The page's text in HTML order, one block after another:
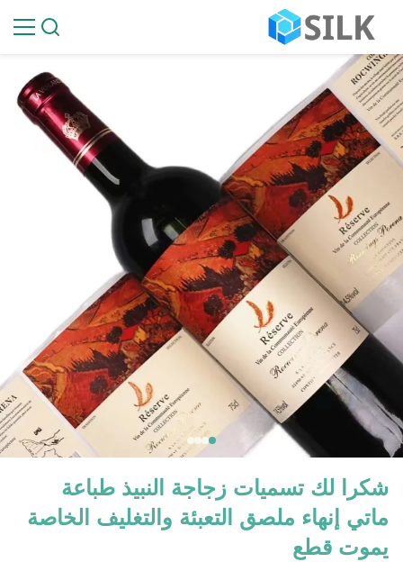
شكرا لك تسميات زجاجة النبيذ طباعة
ماتي إنهاء ملصق التعبئة والتغليف الخاصة
يموت قطع